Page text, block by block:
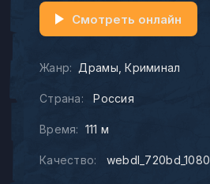
Жанр: Драмы Криминал
Страна: Россия
Время: 111 м
Качество: webdl_720bd_1080
Смотреть онлайн